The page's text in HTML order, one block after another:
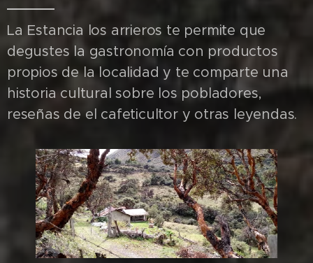
La Estancia los arrieros te permite que
degustes la gastronomía con productos
propios de la localidad y te comparte una
historia cultural sobre los pobladores,
reseñas de el cafeticultor y otras leyendas.